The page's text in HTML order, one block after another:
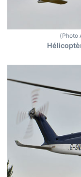
(Photo